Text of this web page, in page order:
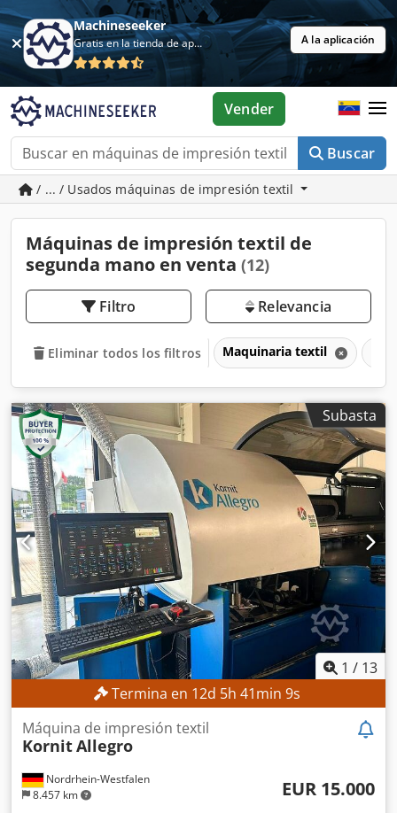
Machineseeker
Gratis en la tienda de aplicaciones A la aplicación
Buscar
Vender
/ ... / Usados máquinas de impresión textil
Máquinas de impresión textil de
segunda mano en venta (12)
Filtro Relevancia
Eliminar todos los filtros Maquinaria textil
Subasta
1 / 13
Termina en 12d 5h 41min 7s
Nordrhein-Westfalen
8.457 km
Máquina de impresión textil
KornitAllegro
EUR 15.000